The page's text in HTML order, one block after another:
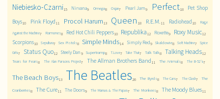
Niebiesko-Czarni15 Nirvana9 Omega8 Osjan7 Pearl Jam9 Perfect18
Pet Shop
Boys10 Pink Floyd 11 Procol Harum 13 Queen 18 R.E.M. 11 Radiohead 10 Rage
Against the Machine7 Ramones8 Red Hot Chili Peppers10 Republika 12 Roxette9 Roxy Music12
Scorpions10 Sepultura7 Sex Pistols8 Simple Minds14 Simply Red9 Skaldowie8 Soft Machine7
Spice
Girls7 Status Quo12 Steely Dan 9 Supertramp8 T.Love7 Take That7 Talk Talk8 Talking Heads12
Tears for Fears8 The Alan Parsons Project7 The Allman Brothers Band 11 The Animals8 The B-52's7
The Beach Boys13 The Beatles 26 The Byrds8 The Cars7 The Clash7 The
Cranberries8 The Cure11 The Doors9 The Mamas & The Papas7 The Monkees8 The Moody Blues11